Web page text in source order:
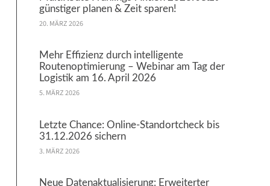
günstiger planen & Zeit sparen!
20. MÄRZ 2026
Mehr Effizienz durch intelligente
Routenoptimierung – Webinar am Tag der
Logistik am 16. April 2026
5. MÄRZ 2026
Letzte Chance: Online-Standortcheck bis
31.12.2026 sichern
3. MÄRZ 2026
Neue Datenaktualisierung: Erweiterter